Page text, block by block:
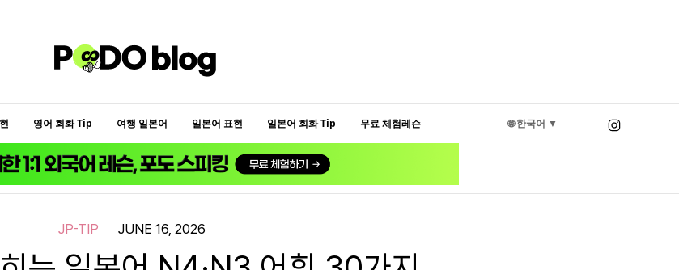
영어 회화 Tip 여행 일본어 일본어 표현 일본어 회화 Tip 무료 체험레슨 🌐 한국어 ▼
JP-TIP JUNE 16, 2026